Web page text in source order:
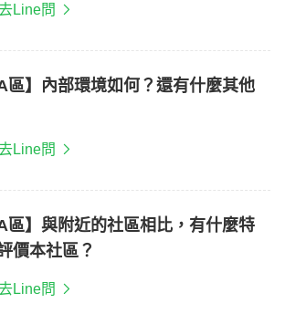
Line問
區】內部環境如何？還有什麼其他
Line問
區】與附近的社區相比，有什麼特
價本社區？
Line問